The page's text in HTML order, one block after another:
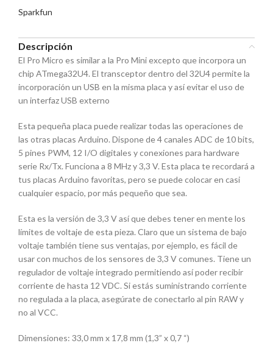
Sparkfun
Descripción
El Pro Micro es similar a la Pro Mini excepto que incorpora un
chip ATmega32U4. El transceptor dentro del 32U4 permite la
incorporación un USB en la misma placa y así evitar el uso de
un interfaz USB externo
Esta pequeña placa puede realizar todas las operaciones de
las otras placas Arduino. Dispone de 4 canales ADC de 10 bits,
5 pines PWM, 12 I/O digitales y conexiones para hardware
serie Rx/Tx. Funciona a 8 MHz y 3,3 V. Esta placa te recordará a
tus placas Arduino favoritas, pero se puede colocar en casi
cualquier espacio, por más pequeño que sea.
Esta es la versión de 3,3 V así que debes tener en mente los
límites de voltaje de esta pieza. Claro que un sistema de bajo
voltaje también tiene sus ventajas, por ejemplo, es fácil de
usar con muchos de los sensores de 3,3 V comunes. Tiene un
regulador de voltaje integrado permitiendo así poder recibir
corriente de hasta 12 VDC. Si estás suministrando corriente
no regulada a la placa, asegúrate de conectarlo al pin RAW y
no al VCC.
Dimensiones: 33,0 mm x 17,8 mm (1,3” x 0,7 “)